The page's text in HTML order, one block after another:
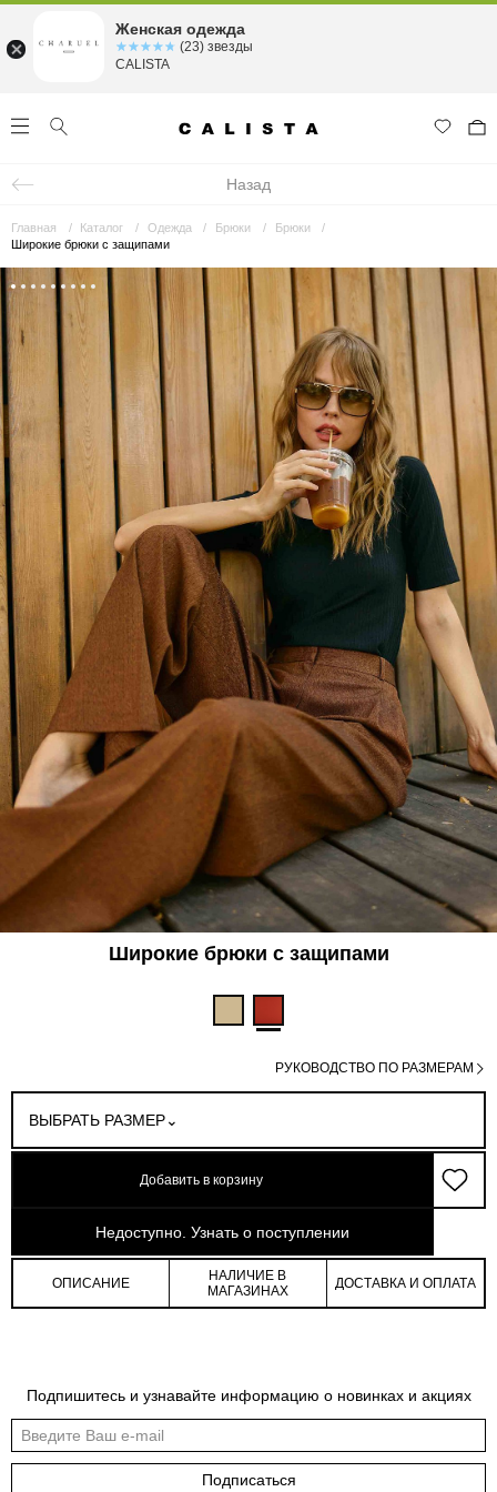
Назад
Главная Каталог Одежда Брюки
Брюки
Широкие брюки с защипами
Широкие брюки с защипами
ВЫБРАТЬ РАЗМЕР
РУКОВОДСТВО ПО РАЗМЕРАМ
Добавить в корзину
Недоступно. Узнать о поступлении
арт: 3-095007-035
Общая таблица размеров показывает нашу стандартную размерную линейку
Международный
размер
размер
груди
талии
бедер
40/42 80-84
ОПИСАНИЕ
НАЛИЧИЕ В
МАГАЗИНАХ
ДОСТАВКА И ОПЛАТА
Подпишитесь и узнавайте информацию о новинках и акциях
Подписаться
Женская одежда
☆☆☆☆☆
★★★★★ (23) звезды
CALISTA